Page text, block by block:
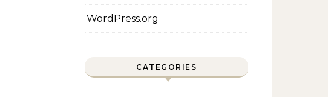
WordPress.org
CATEGORIES